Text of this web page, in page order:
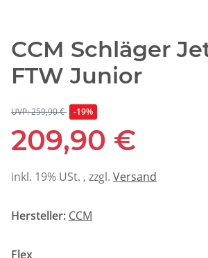
CCM Schläger
FTW Junior
UVP: 259,90 € -19%
209,90 €
inkl. 19% USt. , zzgl. Versand
Hersteller: CCM
Flex